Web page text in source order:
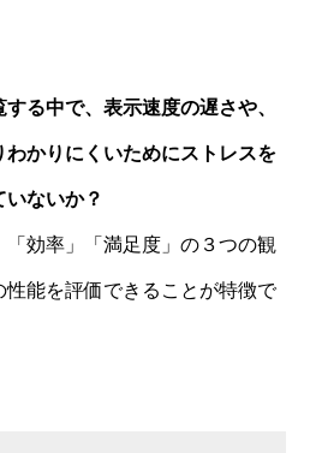
る中で、表示速度の遅さや、
かりにくいためにストレスを
ないか？
「効率」「満足度」の３つの観
性能を評価できることが特徴で